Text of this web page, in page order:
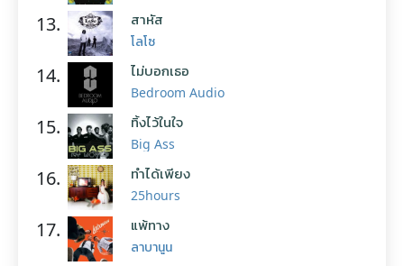
13. สาหัส
โลโซ
14. ไม่บอกเธอ
Bedroom Audio
15. ทิ้งไว้ในใจ
Big Ass
16. ทำได้เพียง
25hours
17. แพ้ทาง
ลาบานูน